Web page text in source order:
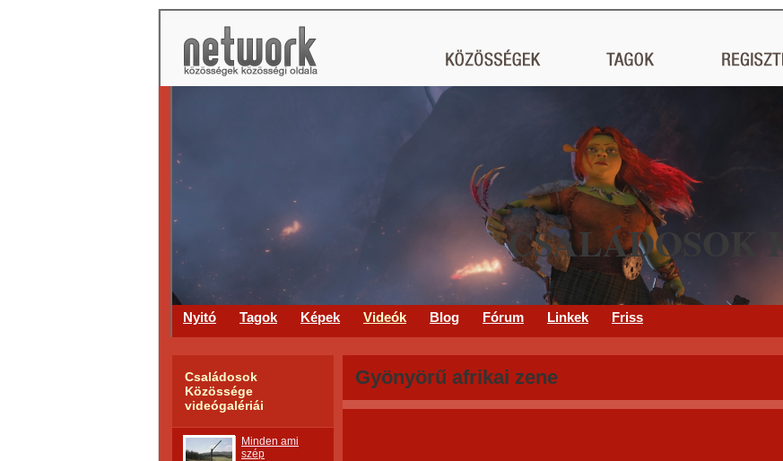
CSALÁDOSOK
Nyitó Tagok Képek Videók Blog Fórum Linkek Friss
Családosok
Közössége
videógalériái
Minden ami
szép
Gyönyörű afrikai zene